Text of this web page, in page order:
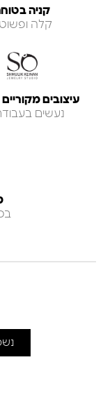
קניה
קלה
עיצובים מקוריים
נעשים